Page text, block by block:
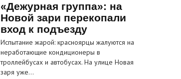
«Дежурная группа»: на
Новой зари перекопали
вход к подъезду
Испытание жарой: красноярцы жалуются на
неработающие кондиционеры в
троллейбусах и автобусах. На улице Новая
заря уже…